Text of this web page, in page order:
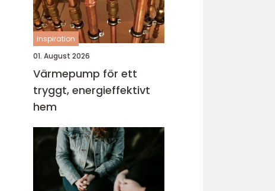
inspiration
01. August 2026
Värmepump för ett
tryggt, energieffektivt
hem